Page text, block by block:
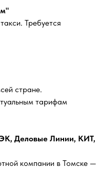
Требуется
стране.
тарифам
Деловые Линии, КИТ,
компании в Томске —